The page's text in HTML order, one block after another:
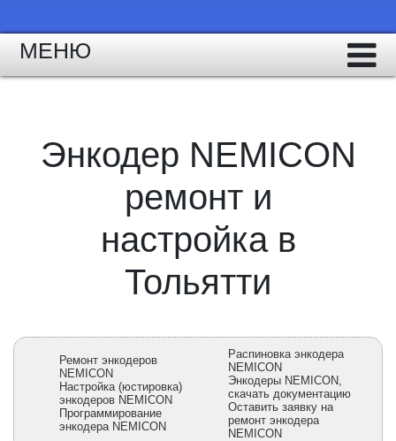
МЕНЮ
Энкодер NEMICON
ремонт и
настройка в
Тольятти
Ремонт энкодеров
NEMICON
Настройка (юстировка)
энкодеров NEMICON
Программирование
энкодера NEMICON
Распиновка энкодера
NEMICON
Энкодеры NEMICON,
скачать документацию
Оставить заявку на
ремонт энкодера
NEMICON